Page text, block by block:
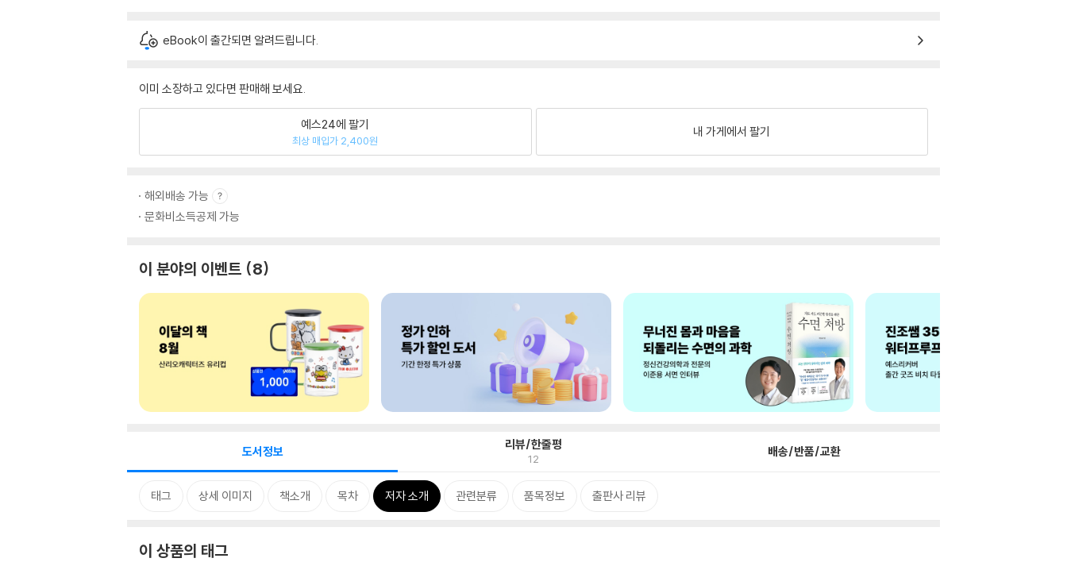
eBook이 출간되면 알려드립니다.
이미 소장하고 있다면 판매해 보세요.
예스24에 팔기
최상 매입가 2,400원
내 가게에서 팔기
해외배송 가능
문화비소득공제 가능
이 분야의 이벤트 8
도서정보 리뷰/한줄평
12 배송/반품/교환
태그 상세 이미지 책소개 목차 저자 소개 관련분류 품목정보 출판사 리뷰
이 상품의 태그